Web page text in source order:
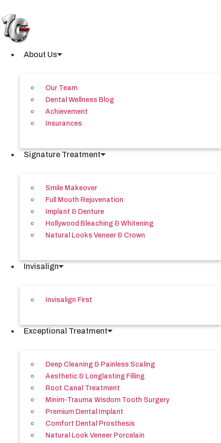
to
content
About Us
Our Team
Dental Wellness Blog
Achievement
Insurances
Signature Treatment
Smile Makeover
Full Mouth Rejuvenation
Implant & Denture
Hollywood Bleaching & Whitening
Natural Looks Veneer & Crown
Invisalign
Invisalign First
Exceptional Treatment
Deep Cleaning & Painless Scaling
Aesthetic & Longlasting Filling
Root Canal Treatment
Minim-Trauma Wisdom Tooth Surgery
Premium Dental Implant
Comfort Dental Prosthesis
Natural Look Veneer Porcelain